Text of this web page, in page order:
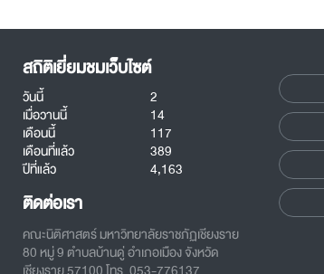
สถิติเยี่ยมชมเว็บไซต์
วันนี้
2
เมื่อวานนี้
14
เดือนนี้
117
เดือนที่แล้ว
389
ปีที่แล้ว
4,163
ติดต่อเรา
คณะนิติศาสตร์ มหาวิทยาลัยราชภัฏเชียงราย
80 หมู่ 9 ตำบลบ้านดู่ อำเภอเมือง จังหวัด